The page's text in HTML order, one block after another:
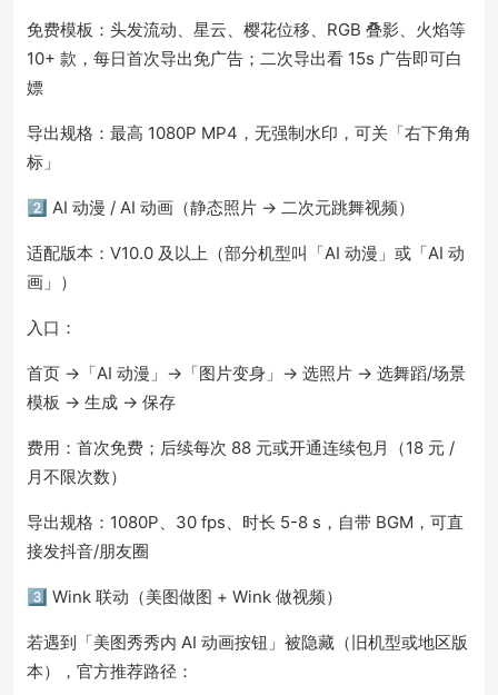
免费模板：头发流动、星云、樱花位移、RGB 叠影、火焰等
10+ 款，每日首次导出免广告；二次导出看 15s 广告即可白
嫖
导出规格：最高 1080P MP4，无强制水印，可关「右下角角
标」
2️⃣ AI 动漫 / AI 动画（静态照片 → 二次元跳舞视频）
适配版本：V10.0 及以上（部分机型叫「AI 动漫」或「AI 动
画」）
入口：
首页 →「AI 动漫」→「图片变身」→ 选照片 → 选舞蹈/场景
模板 → 生成 → 保存
费用：首次免费；后续每次 88 元或开通连续包月（18 元 /
月不限次数）
导出规格：1080P、30 fps、时长 5-8 s，自带 BGM，可直
接发抖音/朋友圈
3️⃣ Wink 联动（美图做图 + Wink 做视频）
若遇到「美图秀秀内 AI 动画按钮」被隐藏（旧机型或地区版
本），官方推荐路径：